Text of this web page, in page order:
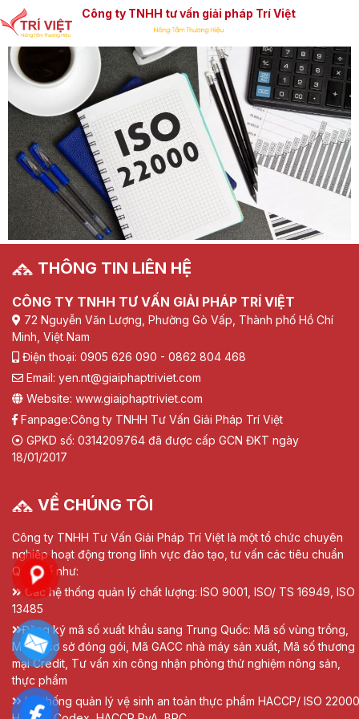
Công ty TNHH tư vấn giải pháp Trí Việt
THÔNG TIN LIÊN HỆ
CÔNG TY TNHH TƯ VẤN GIẢI PHÁP TRÍ VIỆT
72 Nguyễn Văn Lượng, Phường Gò Vấp, Thành phố Hồ Chí
Minh, Việt Nam
Điện thoại: 0905 626 090 - 0862 804 468
Email: yen.nt@giaiphaptriviet.com
Website: www.giaiphaptriviet.com
Fanpage:Công ty TNHH Tư Vấn Giải Pháp Trí Việt
GPKD số: 0314209764 đã được cấp GCN ĐKT ngày
18/01/2017
VỀ CHÚNG TÔI
Công ty TNHH Tư Vấn Giải Pháp Trí Việt là một tổ chức chuyên
nghiệp hoạt động trong lĩnh vực đào tạo, tư vấn các tiêu chuẩn
Quốc tế như:
Các hệ thống quản lý chất lượng: ISO 9001, ISO/ TS 16949, ISO
13485
Đăng ký mã số xuất khẩu sang Trung Quốc: Mã số vùng trồng,
Mã số cơ sở đóng gói, Mã GACC nhà máy sản xuất, Mã số thương
mại Credit, Tư vấn xin công nhận phòng thử nghiệm nông sản,
thực phẩm
Hệ thống quản lý vệ sinh an toàn thực phẩm HACCP/ ISO